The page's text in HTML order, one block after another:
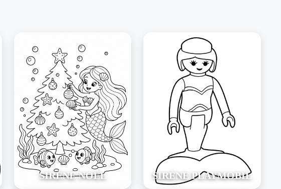
SIRÈNE NOËL SIRÈNE PLAYMOBIL